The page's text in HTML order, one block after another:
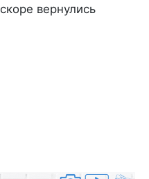
вернулись